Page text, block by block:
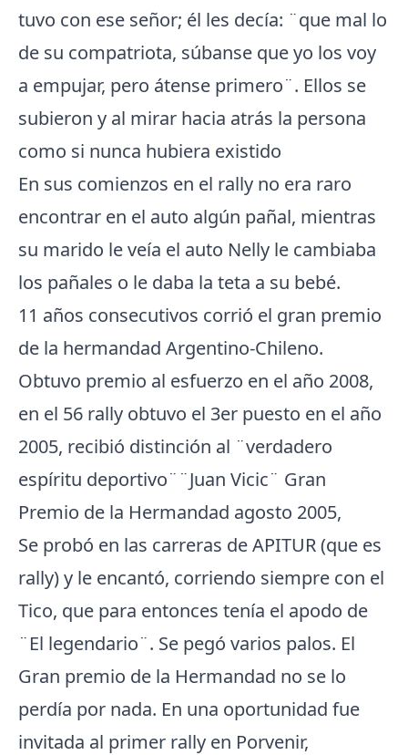
tuvo con ese señor; él les decía: ¨que mal lo
de su compatriota, súbanse que yo los voy
a empujar, pero átense primero¨. Ellos se
subieron y al mirar hacia atrás la persona
como si nunca hubiera existido
En sus comienzos en el rally no era raro
encontrar en el auto algún pañal, mientras
su marido le veía el auto Nelly le cambiaba
los pañales o le daba la teta a su bebé.
11 años consecutivos corrió el gran premio
de la hermandad Argentino-Chileno.
Obtuvo premio al esfuerzo en el año 2008,
en el 56 rally obtuvo el 3er puesto en el año
2005, recibió distinción al ¨verdadero
espíritu deportivo¨¨Juan Vicic¨ Gran
Premio de la Hermandad agosto 2005,
Se probó en las carreras de APITUR (que es
rally) y le encantó, corriendo siempre con el
Tico, que para entonces tenía el apodo de
¨El legendario¨. Se pegó varios palos. El
Gran premio de la Hermandad no se lo
perdía por nada. En una oportunidad fue
invitada al primer rally en Porvenir,